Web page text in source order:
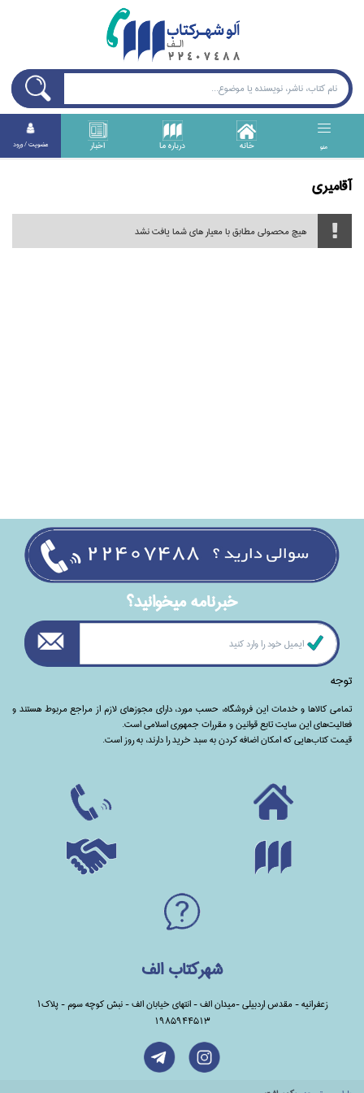
منو خانه درباره ما اخبار عضويت / ورود
آقاميري
هیچ محصولی مطابق با معیار های شما یافت نشد
خبرنامه ميخوانيد؟
توجه
تمامی‌ کالاها و خدمات این فروشگاه، حسب مورد،‌ دارای مجوزهای لازم از مراجع مربوط هستند ‌و‌‌
فعالیت‌های این سایت تابع قوانین و مقررات جمهوری اسلامی است.
قیمت کتاب‌هایی که امکان اضافه کردن به سبد خرید را دارند،‌ به روز است.
شهرکتاب الف
زعفرانیه - مقدس اردبیلی -میدان الف - انتهای خیابان الف - نبش کوچه سوم - پلاک1
1985944513